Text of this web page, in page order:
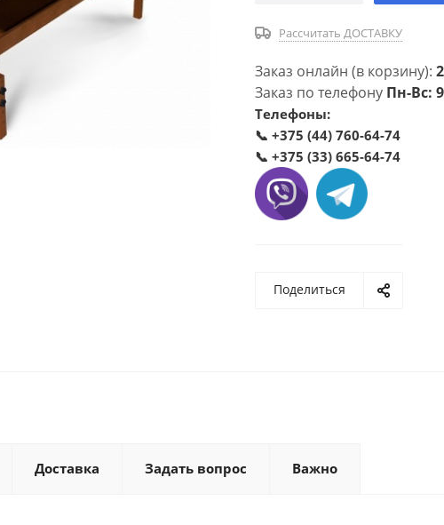
Рассчитать ДОСТАВКУ
Заказ онлайн (в корзину):
Заказ по телефону Пн-Вс:
Телефоны:
📞 +375 (44) 760-64-74
📞 +375 (33) 665-64-74
Поделиться
Доставка Задать вопрос Важно